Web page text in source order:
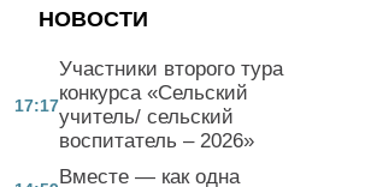
НОВОСТИ
17:17
Участники второго тура
конкурса «Сельский
учитель/ сельский
воспитатель – 2026»
Вместе — как одна